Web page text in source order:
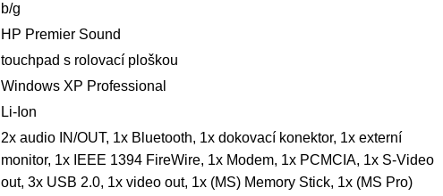
b/g
HP Premier Sound
touchpad s rolovací ploškou
Windows XP Professional
Li-Ion
2x audio IN/OUT, 1x Bluetooth, 1x dokovací konektor, 1x externí
monitor, 1x IEEE 1394 FireWire, 1x Modem, 1x PCMCIA, 1x S-Video
out, 3x USB 2.0, 1x video out, 1x (MS) Memory Stick, 1x (MS Pro)